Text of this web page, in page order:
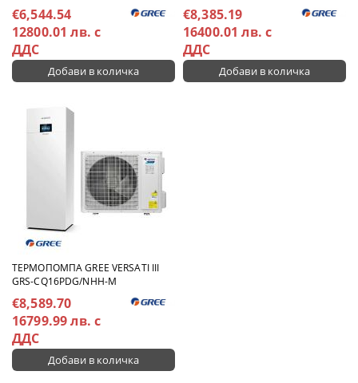
€6,544.54
12800.01 лв. с
ДДС
€8,385.19
16400.01 лв. с
ДДС
TЕРМОПОМПА GREE VERSATI III
GRS-CQ16PDG/NHH-M
€8,589.70
16799.99 лв. с
ДДС